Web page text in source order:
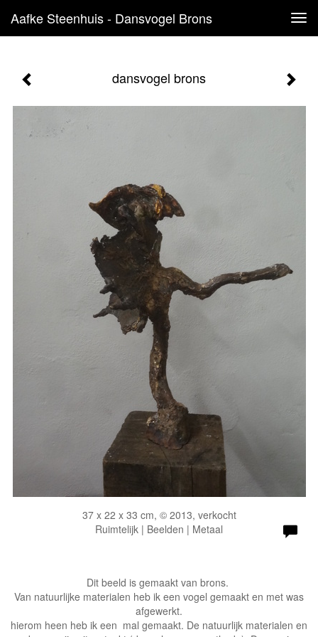
Aafke Steenhuis - Dansvogel Brons
dansvogel brons
37 x 22 x 33 cm, © 2013, verkocht
Ruimtelijk | Beelden | Metaal
Dit beeld is gemaakt van brons.
Van natuurlijke materialen heb ik een vogel gemaakt en met was
afgewerkt.
hierom heen heb ik een mal gemaakt. De natuurlijk materialen en